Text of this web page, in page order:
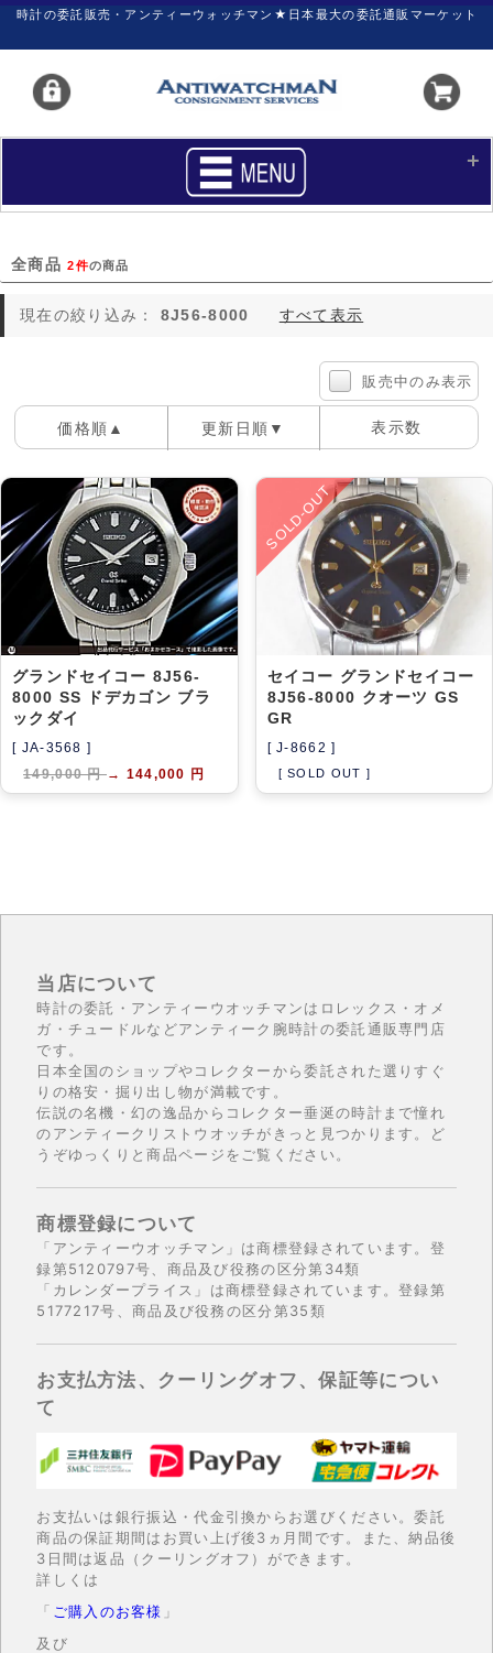
時計の委託販売・アンティーウォッチマン★日本最大の委託通販マーケット
買いたい 売りたい
サポート マイページ
価格ダウン
価格の交渉
アーカイブ ブログ・特集記事
全商品2件の商品
現在の絞り込み： 8J56-8000 すべて表示
販売中のみ表示
価格順▲ 更新日順▼ 表示数
40件
60件
100件
グランドセイコー 8J56-
8000 SS ドデカゴン ブラ
ックダイ
[ JA-3568 ]
149,000 円→ 144,000 円
SOLD-OUT
セイコー グランドセイコー
8J56-8000 クオーツ GS
GR
[ J-8662 ]
[ SOLD OUT ]
当店について
時計の委託・アンティーウオッチマンはロレックス・オメ
ガ・チュードルなどアンティーク腕時計の委託通販専門店
です。
日本全国のショップやコレクターから委託された選りすぐ
りの格安・掘り出し物が満載です。
伝説の名機・幻の逸品からコレクター垂涎の時計まで憧れ
のアンティークリストウオッチがきっと見つかります。ど
うぞゆっくりと商品ページをご覧ください。
商標登録について
「アンティーウオッチマン」は商標登録されています。登
録第5120797号、商品及び役務の区分第34類
「カレンダープライス」は商標登録されています。登録第
5177217号、商品及び役務の区分第35類
お支払方法、クーリングオフ、保証等につい
て
お支払いは銀行振込・代金引換からお選びください。委託
商品の保証期間はお買い上げ後3ヵ月間です。また、納品後
3日間は返品（クーリングオフ）ができます。
詳しくは
「 ご購入のお客様 」
及び